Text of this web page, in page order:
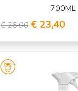
700ML
€ 26,00 € 23,40